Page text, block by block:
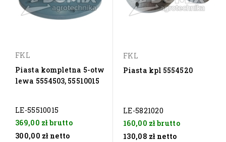
FKL
Piasta kompletna 5-otw
lewa 5554503, 55510015
LE-55510015
369,00 złbrutto
300,00 zł netto
FKL
Piasta kpl 5554520
LE-5821020
160,00 złbrutto
130,08 zł netto